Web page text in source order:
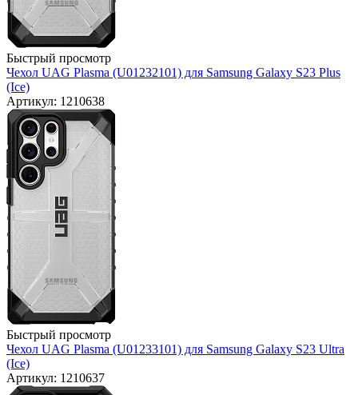
Быстрый просмотр
Чехол UAG Plasma (U01232101) для Samsung Galaxy S23 Plus
(Ice)
Артикул: 1210638
Быстрый просмотр
Чехол UAG Plasma (U01233101) для Samsung Galaxy S23 Ultra
(Ice)
Артикул: 1210637